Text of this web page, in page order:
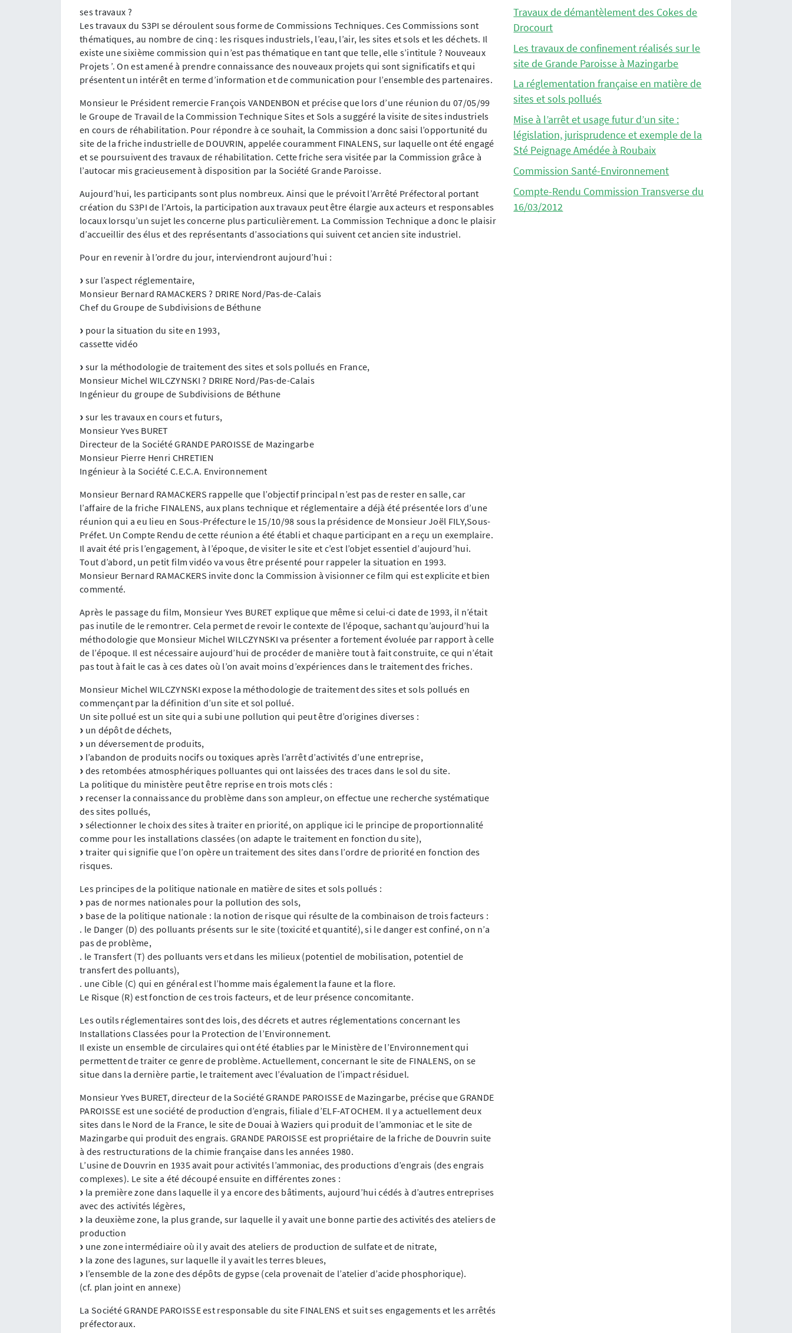
ses travaux ?
Les travaux du S3PI se déroulent sous forme de Commissions Techniques. Ces Commissions sont
thématiques, au nombre de cinq : les risques industriels, l’eau, l’air, les sites et sols et les déchets. Il
existe une sixième commission qui n’est pas thématique en tant que telle, elle s’intitule ? Nouveaux
Projets ’. On est amené à prendre connaissance des nouveaux projets qui sont significatifs et qui
présentent un intérêt en terme d’information et de communication pour l’ensemble des partenaires.
Monsieur le Président remercie François VANDENBON et précise que lors d’une réunion du 07/05/99
le Groupe de Travail de la Commission Technique Sites et Sols a suggéré la visite de sites industriels
en cours de réhabilitation. Pour répondre à ce souhait, la Commission a donc saisi l’opportunité du
site de la friche industrielle de DOUVRIN, appelée couramment FINALENS, sur laquelle ont été engagé
et se poursuivent des travaux de réhabilitation. Cette friche sera visitée par la Commission grâce à
l’autocar mis gracieusement à disposition par la Société Grande Paroisse.
Aujourd’hui, les participants sont plus nombreux. Ainsi que le prévoit l’Arrêté Préfectoral portant
création du S3PI de l’Artois, la participation aux travaux peut être élargie aux acteurs et responsables
locaux lorsqu’un sujet les concerne plus particulièrement. La Commission Technique a donc le plaisir
d’accueillir des élus et des représentants d’associations qui suivent cet ancien site industriel.
Pour en revenir à l’ordre du jour, interviendront aujourd’hui :
sur l’aspect réglementaire,
Monsieur Bernard RAMACKERS ? DRIRE Nord/Pas-de-Calais
Chef du Groupe de Subdivisions de Béthune
pour la situation du site en 1993,
cassette vidéo
sur la méthodologie de traitement des sites et sols pollués en France,
Monsieur Michel WILCZYNSKI ? DRIRE Nord/Pas-de-Calais
Ingénieur du groupe de Subdivisions de Béthune
sur les travaux en cours et futurs,
Monsieur Yves BURET
Directeur de la Société GRANDE PAROISSE de Mazingarbe
Monsieur Pierre Henri CHRETIEN
Ingénieur à la Société C.E.C.A. Environnement
Monsieur Bernard RAMACKERS rappelle que l’objectif principal n’est pas de rester en salle, car
l’affaire de la friche FINALENS, aux plans technique et réglementaire a déjà été présentée lors d’une
réunion qui a eu lieu en Sous-Préfecture le 15/10/98 sous la présidence de Monsieur Joël FILY,Sous-
Préfet. Un Compte Rendu de cette réunion a été établi et chaque participant en a reçu un exemplaire.
Il avait été pris l’engagement, à l’époque, de visiter le site et c’est l’objet essentiel d’aujourd’hui.
Tout d’abord, un petit film vidéo va vous être présenté pour rappeler la situation en 1993.
Monsieur Bernard RAMACKERS invite donc la Commission à visionner ce film qui est explicite et bien
commenté.
Après le passage du film, Monsieur Yves BURET explique que même si celui-ci date de 1993, il n’était
pas inutile de le remontrer. Cela permet de revoir le contexte de l’époque, sachant qu’aujourd’hui la
méthodologie que Monsieur Michel WILCZYNSKI va présenter a fortement évoluée par rapport à celle
de l’époque. Il est nécessaire aujourd’hui de procéder de manière tout à fait construite, ce qui n’était
pas tout à fait le cas à ces dates où l’on avait moins d’expériences dans le traitement des friches.
Monsieur Michel WILCZYNSKI expose la méthodologie de traitement des sites et sols pollués en
commençant par la définition d’un site et sol pollué.
Un site pollué est un site qui a subi une pollution qui peut être d’origines diverses :
un dépôt de déchets,
un déversement de produits,
l’abandon de produits nocifs ou toxiques après l’arrêt d’activités d’une entreprise,
des retombées atmosphériques polluantes qui ont laissées des traces dans le sol du site.
La politique du ministère peut être reprise en trois mots clés :
recenser la connaissance du problème dans son ampleur, on effectue une recherche systématique
des sites pollués,
sélectionner le choix des sites à traiter en priorité, on applique ici le principe de proportionnalité
comme pour les installations classées (on adapte le traitement en fonction du site),
traiter qui signifie que l’on opère un traitement des sites dans l’ordre de priorité en fonction des
risques.
Les principes de la politique nationale en matière de sites et sols pollués :
pas de normes nationales pour la pollution des sols,
base de la politique nationale : la notion de risque qui résulte de la combinaison de trois facteurs :
. le Danger (D) des polluants présents sur le site (toxicité et quantité), si le danger est confiné, on n’a
pas de problème,
. le Transfert (T) des polluants vers et dans les milieux (potentiel de mobilisation, potentiel de
transfert des polluants),
. une Cible (C) qui en général est l’homme mais également la faune et la flore.
Le Risque (R) est fonction de ces trois facteurs, et de leur présence concomitante.
Les outils réglementaires sont des lois, des décrets et autres réglementations concernant les
Installations Classées pour la Protection de l’Environnement.
Il existe un ensemble de circulaires qui ont été établies par le Ministère de l’Environnement qui
permettent de traiter ce genre de problème. Actuellement, concernant le site de FINALENS, on se
situe dans la dernière partie, le traitement avec l’évaluation de l’impact résiduel.
Monsieur Yves BURET, directeur de la Société GRANDE PAROISSE de Mazingarbe, précise que GRANDE
PAROISSE est une société de production d’engrais, filiale d’ELF-ATOCHEM. Il y a actuellement deux
sites dans le Nord de la France, le site de Douai à Waziers qui produit de l’ammoniac et le site de
Mazingarbe qui produit des engrais. GRANDE PAROISSE est propriétaire de la friche de Douvrin suite
à des restructurations de la chimie française dans les années 1980.
L’usine de Douvrin en 1935 avait pour activités l’ammoniac, des productions d’engrais (des engrais
complexes). Le site a été découpé ensuite en différentes zones :
la première zone dans laquelle il y a encore des bâtiments, aujourd’hui cédés à d’autres entreprises
avec des activités légères,
la deuxième zone, la plus grande, sur laquelle il y avait une bonne partie des activités des ateliers de
production
une zone intermédiaire où il y avait des ateliers de production de sulfate et de nitrate,
la zone des lagunes, sur laquelle il y avait les terres bleues,
l’ensemble de la zone des dépôts de gypse (cela provenait de l’atelier d’acide phosphorique).
(cf. plan joint en annexe)
La Société GRANDE PAROISSE est responsable du site FINALENS et suit ses engagements et les arrêtés
préfectoraux.
Travaux de démantèlement des Cokes de
Drocourt
Les travaux de confinement réalisés sur le
site de Grande Paroisse à Mazingarbe
La réglementation française en matière de
sites et sols pollués
Mise à l’arrêt et usage futur d’un site :
législation, jurisprudence et exemple de la
Sté Peignage Amédée à Roubaix
Commission Santé-Environnement
Compte-Rendu Commission Transverse du
16/03/2012